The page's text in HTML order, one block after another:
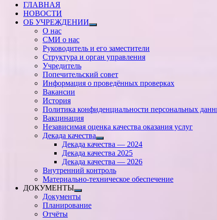
ГЛАВНАЯ
НОВОСТИ
ОБ УЧРЕЖДЕНИИ
Показать
О нас
СМИ о нас
Руководитель и его заместители
Структура и орган управления
Учредитель
Попечительский совет
Информация о проведённых проверках
Вакансии
История
Политика конфиденциальности персональных
Вакцинация
Независимая оценка качества оказания услуг
Декада качества
Показать
подменю
Декада качества — 2024
Декада качества 2025
Декада качества — 2026
Внутренний контроль
Материально-техническое обеспечение
ДОКУМЕНТЫ
Показать
подменю
Документы
Планирование
Отчёты